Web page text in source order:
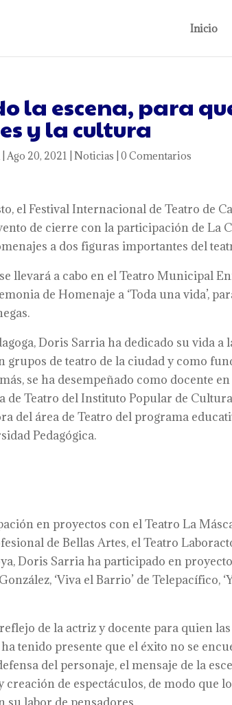
Inicio
la escena, para
y la cultura
|Ago 20, 2021 |Noticias |0 Comentarios
el Festival Internacional de Teatro de
de cierre con la participación de La
a dos figuras importantes del
llevará a cabo en el Teatro Municipal
de Homenaje a ‘Toda una vida’,
Doris Sarria ha dedicado su vida a
grupos de teatro de la ciudad y como
se ha desempeñado como docente
de Teatro del Instituto Popular de
del área de Teatro del programa
Pedagógica.
en proyectos con el Teatro La
de Bellas Artes, el Teatro
Doris Sarria ha participado en
‘Viva el Barrio’ de Telepacífico,
de la actriz y docente para quien
tenido presente que el éxito no se
del personaje, el mensaje de la
creación de espectáculos, de modo que